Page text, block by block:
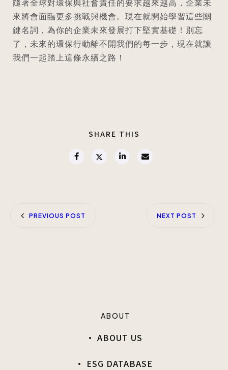
隨著全球對環保與社會責任的要求越來越高，企業未
來將會面臨更多挑戰與機會。現在就開始學習這些關
鍵名詞，為你的企業未來發展打下堅實基礎！別忘
了，未來的環保行動離不開我們的每一步，現在就讓
我們一起踏上這條永續之路！
SHARE THIS
PREVIOUS POST NEXT POST
ABOUT
· ABOUT US
· ESG DATABASE